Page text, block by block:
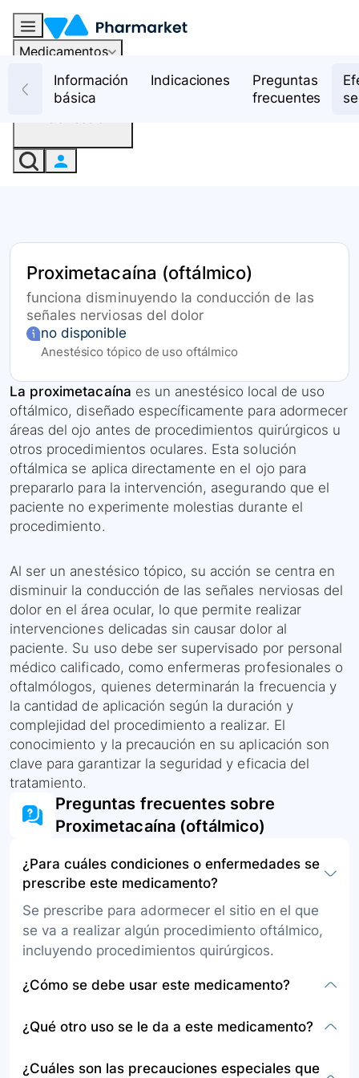
Medicamentos
RecursosInformación
básica
Indicaciones
Preguntas
frecuentes
Proximetacaína (oftálmico)
funciona disminuyendo la conducción de las
señales nerviosas del dolor
no disponible
Anestésico tópico de uso oftálmico
La proximetacaína es un anestésico local de uso
oftálmico, diseñado específicamente para adormecer
áreas del ojo antes de procedimientos quirúrgicos u
otros procedimientos oculares. Esta solución
oftálmica se aplica directamente en el ojo para
prepararlo para la intervención, asegurando que el
paciente no experimente molestias durante el
procedimiento.
Al ser un anestésico tópico, su acción se centra en
disminuir la conducción de las señales nerviosas del
dolor en el área ocular, lo que permite realizar
intervenciones delicadas sin causar dolor al
paciente. Su uso debe ser supervisado por personal
médico calificado, como enfermeras profesionales o
oftalmólogos, quienes determinarán la frecuencia y
la cantidad de aplicación según la duración y
complejidad del procedimiento a realizar. El
conocimiento y la precaución en su aplicación son
clave para garantizar la seguridad y eficacia del
tratamiento.
Preguntas frecuentes sobre
Proximetacaína (oftálmico)
¿Para cuáles condiciones o enfermedades se
prescribe este medicamento?
Se prescribe para adormecer el sitio en el que
se va a realizar algún procedimiento oftálmico,
incluyendo procedimientos quirúrgicos.
¿Cómo se debe usar este medicamento?
hacer el procedimiento en el ojo. En
aplica con mayor frecuencia a lo largo del
¿Qué otro uso se le da a este medicamento?
oftálmico para procedimientos en el ojo.
¿Cuáles son las precauciones especiales que